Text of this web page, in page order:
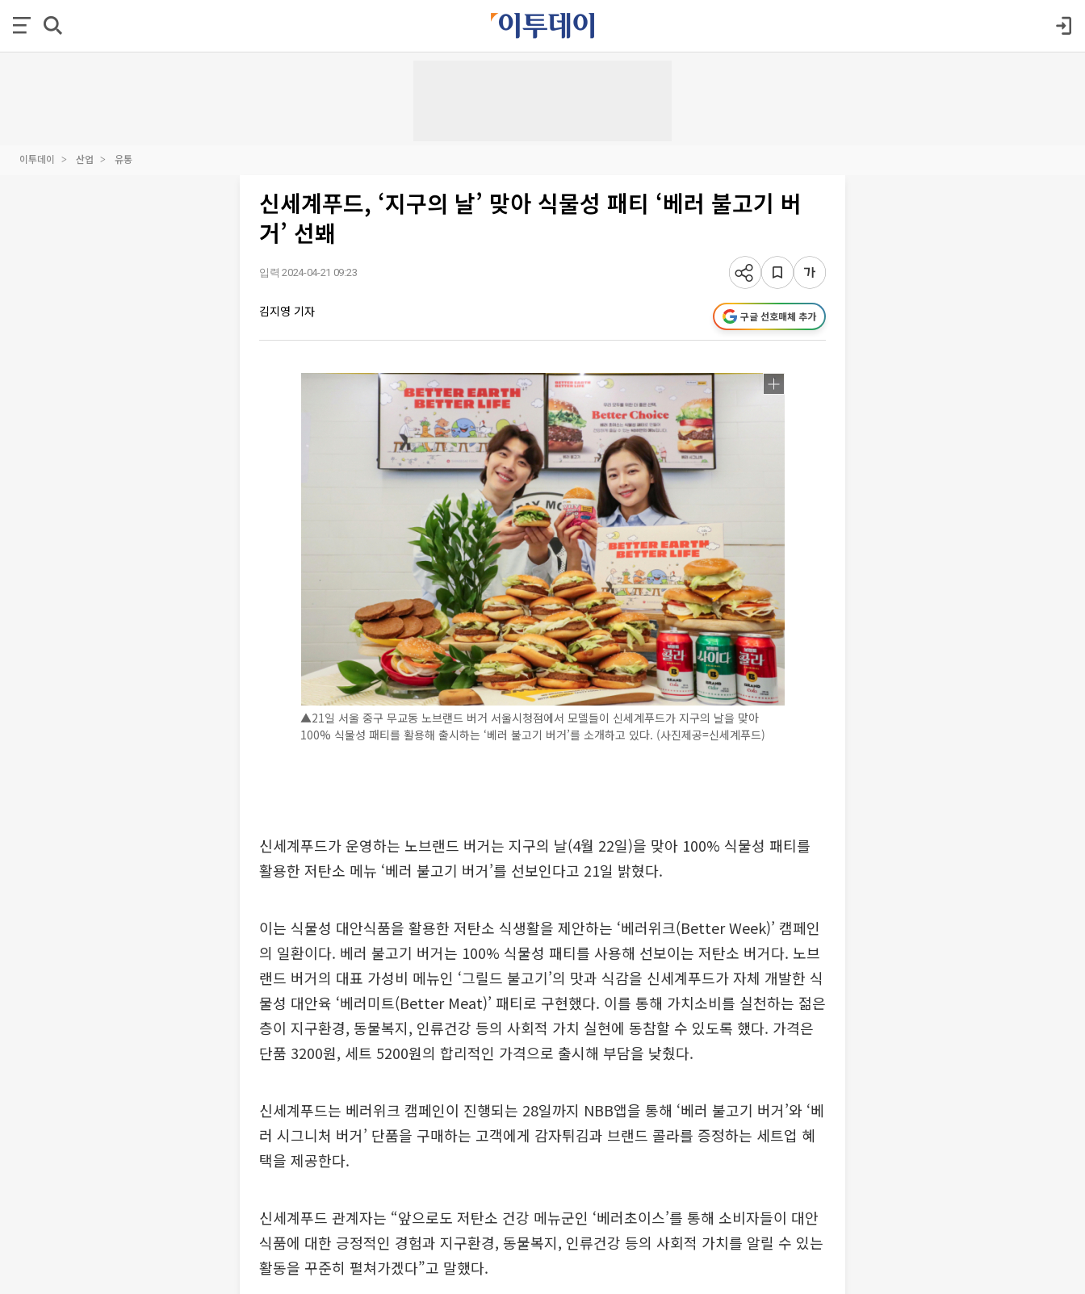
이투데이 산업 유통
신세계푸드, ‘지구의 날’ 맞아 식물성 패티 ‘베러 불고기 버
거’ 선봬
입력 2024-04-21 09:23
김지영 기자 구글 선호매체 추가
▲21일 서울 중구 무교동 노브랜드 버거 서울시청점에서 모델들이 신세계푸드가 지구의 날을 맞아
100% 식물성 패티를 활용해 출시하는 ‘베러 불고기 버거’를 소개하고 있다. (사진제공=신세계푸드)
신세계푸드가 운영하는 노브랜드 버거는 지구의 날(4월 22일)을 맞아 100% 식물성 패티를
활용한 저탄소 메뉴 ‘베러 불고기 버거’를 선보인다고 21일 밝혔다.
이는 식물성 대안식품을 활용한 저탄소 식생활을 제안하는 ‘베러위크(Better Week)’ 캠페인
의 일환이다. 베러 불고기 버거는 100% 식물성 패티를 사용해 선보이는 저탄소 버거다. 노브
랜드 버거의 대표 가성비 메뉴인 ‘그릴드 불고기’의 맛과 식감을 신세계푸드가 자체 개발한 식
물성 대안육 ‘베러미트(Better Meat)’ 패티로 구현했다. 이를 통해 가치소비를 실천하는 젊은
층이 지구환경, 동물복지, 인류건강 등의 사회적 가치 실현에 동참할 수 있도록 했다. 가격은
단품 3200원, 세트 5200원의 합리적인 가격으로 출시해 부담을 낮췄다.
신세계푸드는 베러위크 캠페인이 진행되는 28일까지 NBB앱을 통해 ‘베러 불고기 버거’와 ‘베
러 시그니처 버거’ 단품을 구매하는 고객에게 감자튀김과 브랜드 콜라를 증정하는 세트업 혜
택을 제공한다.
신세계푸드 관계자는 “앞으로도 저탄소 건강 메뉴군인 ‘베러초이스’를 통해 소비자들이 대안
식품에 대한 긍정적인 경험과 지구환경, 동물복지, 인류건강 등의 사회적 가치를 알릴 수 있는
활동을 꾸준히 펼쳐가겠다”고 말했다.